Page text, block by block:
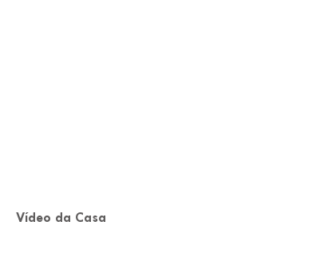
Vídeo da Casa